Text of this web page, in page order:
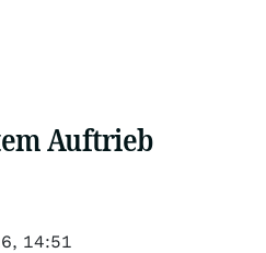
Auftrieb
14:51